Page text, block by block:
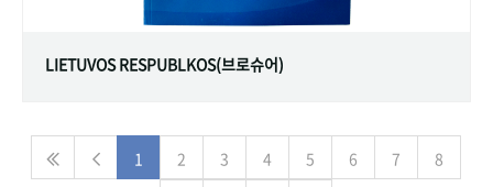
LIETUVOS RESPUBLKOS(브로슈어)
1 2 3 4 5 6 7 8